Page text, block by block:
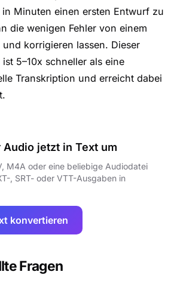
Minuten einen ersten Entwurf zu
die wenigen Fehler von einem
korrigieren lassen. Dieser
5–10x schneller als eine
Transkription und erreicht dabei
Audio jetzt in Text um
M4A oder eine beliebige Audiodatei
, SRT- oder VTT-Ausgaben in
konvertieren
Fragen